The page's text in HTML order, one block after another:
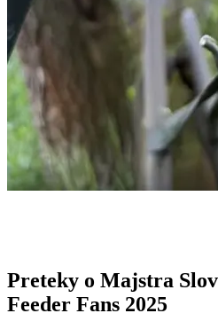
Preteky o Majstra
Feeder Fans 2025